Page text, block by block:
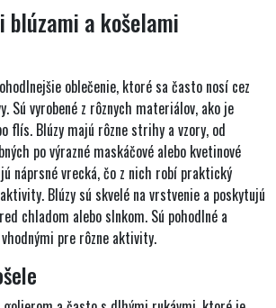
blúzami a košelami
oblečenie, ktoré sa často nosí cez
Sú vyrobené z rôznych materiálov, ako je
flís. Blúzy majú rôzne strihy a vzory, od
po výrazné maskáčové alebo kvetinové
náprsné vrecká, čo z nich robí praktický
. Blúzy sú skvelé na vrstvenie a poskytujú
chladom alebo slnkom. Sú pohodlné a
pre rôzne aktivity.